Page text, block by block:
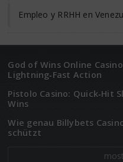
Empleo y RRHH en
God of Wins Online
Lightning‑Fast Action
Pistolo Casino: Quick‑Hit
Wins
Wie genau Billybets
schützt